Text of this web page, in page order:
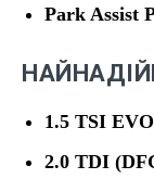
Park Assist
1.5 TSI
2.0 TDI